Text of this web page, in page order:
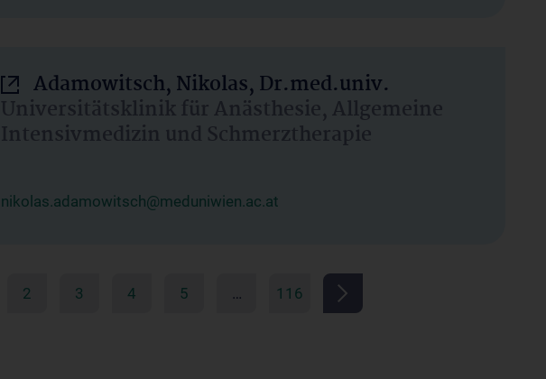
Adamowitsch, Nikolas, Dr.med.univ.
Universitätsklinik für Anästhesie, Allgemeine
Intensivmedizin und Schmerztherapie
nikolas.adamowitsch@meduniwien.ac.at
2 3 4 5 … 116